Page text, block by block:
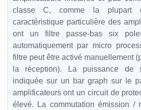
classe C, comme la plupart
caractéristique particulière des
ont un filtre passe-bas six
automatiquement par micro
filtre peut être activé manuellement
la réception). La puissance de
indiquée sur un bar graph sur le
amplificateurs ont un circuit de
élevé. La commutation émission /